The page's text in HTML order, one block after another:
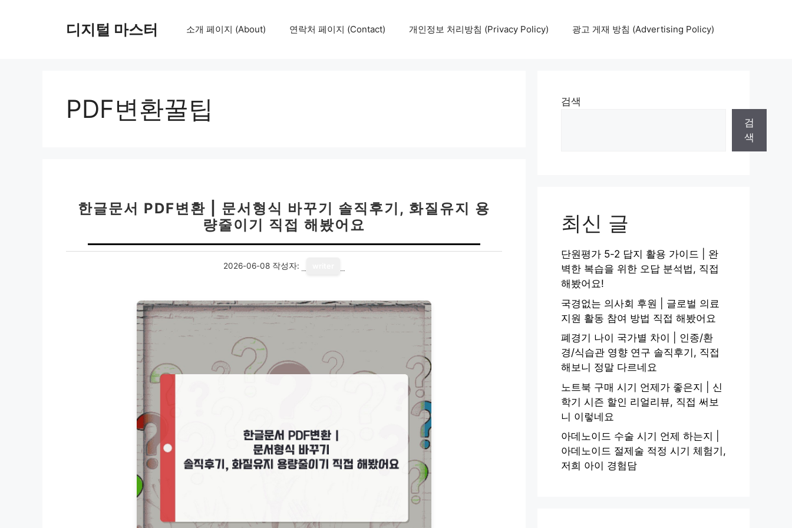
디지털 마스터 소개 페이지 (About) 연락처 페이지 (Contact) 개인정보 처리방침 (Privacy Policy) 광고 게재 방침 (Advertising Policy)
PDF변환꿀팁
한글문서 PDF변환 | 문서형식 바꾸기 솔직후기, 화질유지 용
량줄이기 직접 해봤어요
2026-06-08 작성자:
검색
검
색
최신 글
단원평가 5-2 답지 활용 가이드 | 완
벽한 복습을 위한 오답 분석법, 직접
해봤어요!
국경없는 의사회 후원 | 글로벌 의료
지원 활동 참여 방법 직접 해봤어요
폐경기 나이 국가별 차이 | 인종/환
경/식습관 영향 연구 솔직후기, 직접
해보니 정말 다르네요
노트북 구매 시기 언제가 좋은지 | 신
학기 시즌 할인 리얼리뷰, 직접 써보
니 이렇네요
아데노이드 수술 시기 언제 하는지 |
아데노이드 절제술 적정 시기 체험기,
저희 아이 경험담